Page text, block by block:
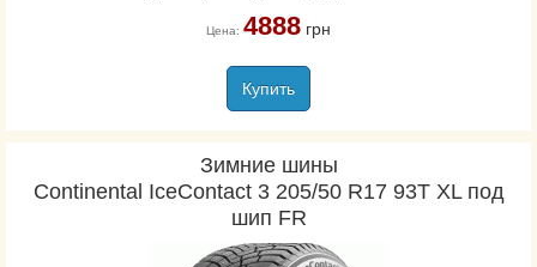
Цена: 4888грн
Купить
Зимние шины
Continental IceContact 3 205/50 R17 93T XL под
шип FR